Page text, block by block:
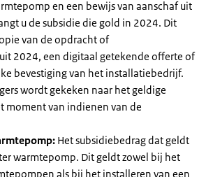
en een bewijs van aanschaf uit
u de subsidie die gold in 2024. Dit
van de opdracht of
2024, een digitaal getekende offerte of
bevestiging van het installatiebedrijf.
wordt gekeken naar het geldige
moment van indienen van de
Het subsidiebedrag dat geldt
warmtepomp. Dit geldt zowel bij het
als bij het installeren van een